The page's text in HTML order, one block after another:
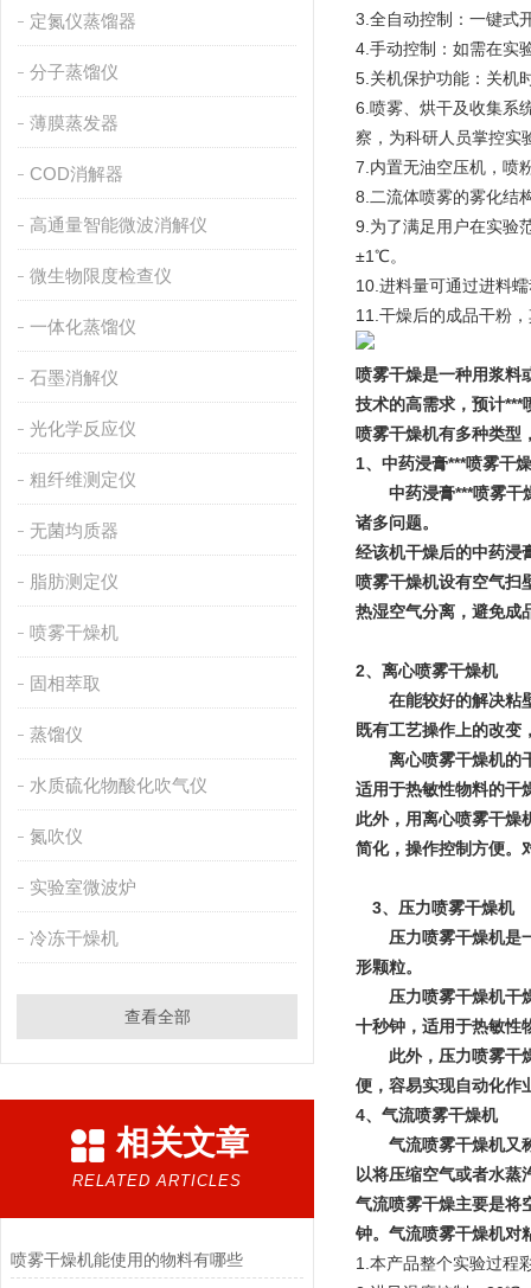
定氮仪蒸馏器
分子蒸馏仪
薄膜蒸发器
COD消解器
高通量智能微波消解仪
微生物限度检查仪
一体化蒸馏仪
石墨消解仪
光化学反应仪
粗纤维测定仪
无菌均质器
脂肪测定仪
喷雾干燥机
固相萃取
蒸馏仪
水质硫化物酸化吹气仪
氮吹仪
实验室微波炉
冷冻干燥机
查看全部
相关文章
RELATED ARTICLES
喷雾干燥机能使用的物料有哪些
3.全自动控制：一键式
4.手动控制：如需在实
5.关机保护功能：关机
6.喷雾、烘干及收集系
察，为科研人员掌控实
7.内置无油空压机，喷
8.二流体喷雾的雾化结
9.为了满足用户在实验
±1℃。
10.进料量可通过进料
11.干燥后的成品干粉
喷雾干燥是一种用浆料
技术的高需求，预计***
喷雾干燥机有多种类型
1、中药浸膏***喷雾干
中药浸膏***喷雾干燥
诸多问题。
经该机干燥后的中药浸
喷雾干燥机设有空气扫
热湿空气分离，避免成
2、离心喷雾干燥机
在能较好的解决粘壁
既有工艺操作上的改变
离心喷雾干燥机的干
适用于热敏性物料的干
此外，用离心喷雾干燥
简化，操作控制方便。
3、压力喷雾干燥机
压力喷雾干燥机是一
形颗粒。
压力喷雾干燥机干燥
十秒钟，适用于热敏性
此外，压力喷雾干燥
便，容易实现自动化作
4、气流喷雾干燥机
气流喷雾干燥机又称
以将压缩空气或者水
气流喷雾干燥主要是将
钟。气流喷雾干燥机对
1.本产品整个实验过程